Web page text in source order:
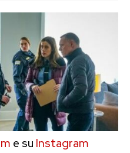
e su Instagram